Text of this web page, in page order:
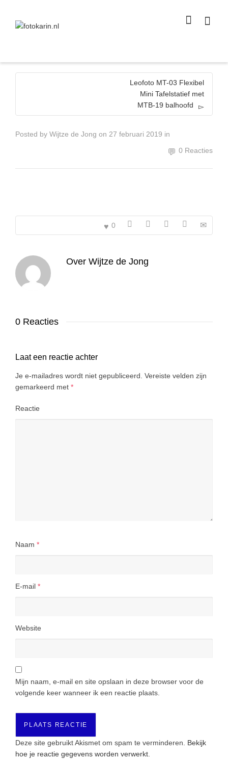
size
Super Search
Leofoto MT-03 Flexibel
Mini Tafelstatief met
MTB-19 balhoofd
Posted by Wijtze de Jong on 27 februari 2019 in
0 Reacties
0
Over Wijtze de Jong
0 Reacties
Laat een reactie achter
Je e-mailadres wordt niet gepubliceerd. Vereiste velden zijn
gemarkeerd met *
Reactie
Naam *
E-mail *
Website
Mijn naam, e-mail en site opslaan in deze browser voor de
volgende keer wanneer ik een reactie plaats.
Deze site gebruikt Akismet om spam te verminderen. Bekijk
hoe je reactie gegevens worden verwerkt